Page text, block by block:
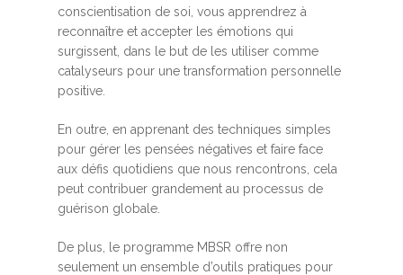
conscientisation de soi, vous apprendrez à
reconnaître et accepter les émotions qui
surgissent, dans le but de les utiliser comme
catalyseurs pour une transformation personnelle
positive.
En outre, en apprenant des techniques simples
pour gérer les pensées négatives et faire face
aux défis quotidiens que nous rencontrons, cela
peut contribuer grandement au processus de
guérison globale.
De plus, le programme MBSR offre non
seulement un ensemble d’outils pratiques pour